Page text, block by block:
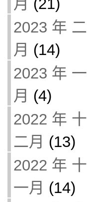
月 (21)
2023 年 二
月 (14)
2023 年 一
月 (4)
2022 年 十
二月 (13)
2022 年 十
一月 (14)